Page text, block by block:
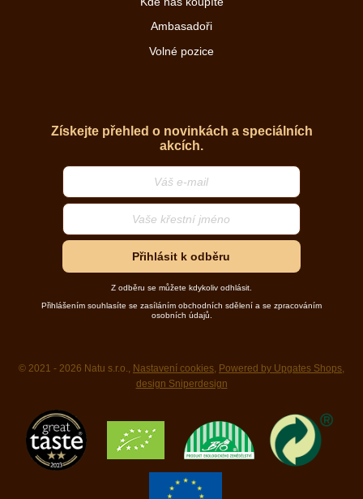
Ambasadoři
Volné pozice
Získejte přehled o novinkách a speciálních
akcích.
Přihlásit k odběru
Z odběru se můžete kdykoliv odhlásit.
Přihlášením souhlasíte se zasíláním obchodních sdělení a se zpracováním
osobních údajů.
© 2021 - 2026 Natu s.r.o., Nastavení cookies, Powered by Upgates Shops,
design Sniperdesign